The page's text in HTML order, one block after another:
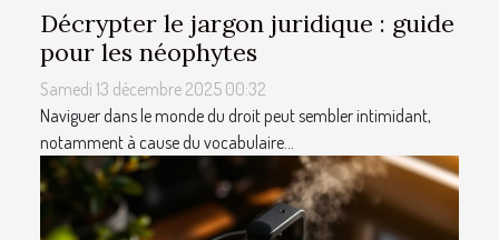
Décrypter le jargon juridique : guide
pour les néophytes
Samedi 13 décembre 2025 00:32
Naviguer dans le monde du droit peut sembler intimidant,
notamment à cause du vocabulaire...